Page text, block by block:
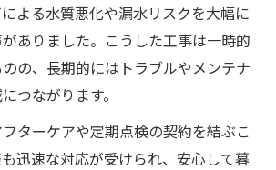
よる水質悪化や漏水リスクを大幅に
ありました。こうした工事は一時的
の、長期的にはトラブルやメンテナ
つながります。
ターケアや定期点検の契約を結ぶこ
迅速な対応が受けられ、安心して暮